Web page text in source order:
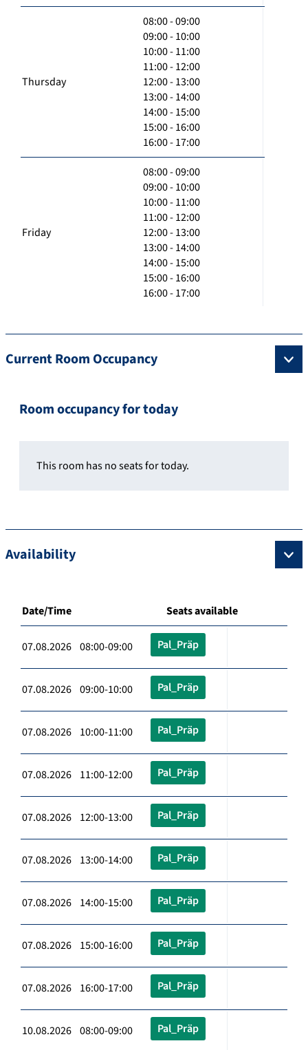
Thursday
08:00 - 09:00
09:00 - 10:00
10:00 - 11:00
11:00 - 12:00
12:00 - 13:00
13:00 - 14:00
14:00 - 15:00
15:00 - 16:00
16:00 - 17:00
Friday
08:00 - 09:00
09:00 - 10:00
10:00 - 11:00
11:00 - 12:00
12:00 - 13:00
13:00 - 14:00
14:00 - 15:00
15:00 - 16:00
16:00 - 17:00
Current Room Occupancy
Room occupancy for today
This room has no seats for today.
Availability
Date/Time Seats available
07.08.2026 08:00-09:00 Pal_Präp
07.08.2026 09:00-10:00 Pal_Präp
07.08.2026 10:00-11:00 Pal_Präp
07.08.2026 11:00-12:00 Pal_Präp
07.08.2026 12:00-13:00 Pal_Präp
07.08.2026 13:00-14:00 Pal_Präp
07.08.2026 14:00-15:00 Pal_Präp
07.08.2026 15:00-16:00 Pal_Präp
07.08.2026 16:00-17:00 Pal_Präp
10.08.2026 08:00-09:00 Pal_Präp